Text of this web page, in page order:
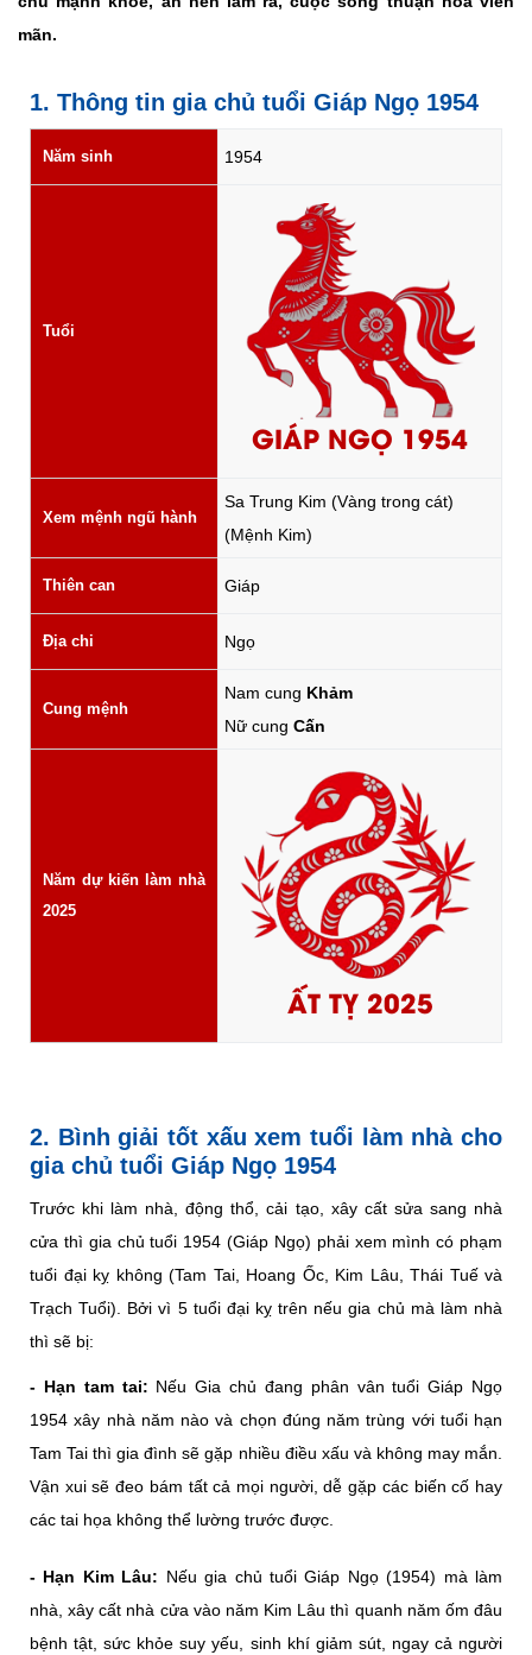
mãn.
1. Thông tin gia chủ tuổi Giáp Ngọ 1954
Năm sinh 1954
Tuổi
GIÁP NGỌ 1954
Xem mệnh ngũ hành
Sa Trung Kim (Vàng trong cát)
(Mệnh Kim)
Thiên can Giáp
Địa chi Ngọ
Cung mệnh
Nam cung Khảm
Nữ cung Cấn
Năm dự kiến làm nhà
2025
ẤT TỴ 2025
2. Bình giải tốt xấu xem tuổi làm nhà cho
gia chủ tuổi Giáp Ngọ 1954
Trước khi làm nhà, động thổ, cải tạo, xây cất sửa sang nhà
cửa thì gia chủ tuổi 1954 (Giáp Ngọ) phải xem mình có phạm
tuổi đại kỵ không (Tam Tai, Hoang Ốc, Kim Lâu, Thái Tuế và
Trạch Tuổi). Bởi vì 5 tuổi đại kỵ trên nếu gia chủ mà làm nhà
thì sẽ bị:
- Hạn tam tai: Nếu Gia chủ đang phân vân tuổi Giáp Ngọ
1954 xây nhà năm nào và chọn đúng năm trùng với tuổi hạn
Tam Tai thì gia đình sẽ gặp nhiều điều xấu và không may mắn.
Vận xui sẽ đeo bám tất cả mọi người, dễ gặp các biến cố hay
các tai họa không thể lường trước được.
- Hạn Kim Lâu: Nếu gia chủ tuổi Giáp Ngọ (1954) mà làm
nhà, xây cất nhà cửa vào năm Kim Lâu thì quanh năm ốm đâu
bệnh tật, sức khỏe suy yếu, sinh khí giảm sút, ngay cả người